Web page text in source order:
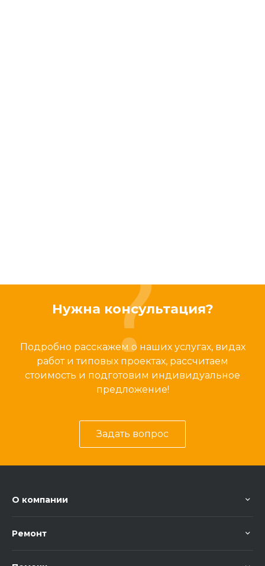
Нужна консультация?
Подробно расскажем о наших услугах, видах
работ и типовых проектах, рассчитаем
стоимость и подготовим индивидуальное
предложение!
Задать вопрос
О компании
Ремонт